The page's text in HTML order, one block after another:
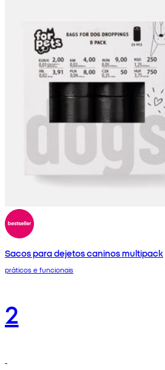
Sacos para dejetos caninos multipack
práticos e funcionais
2